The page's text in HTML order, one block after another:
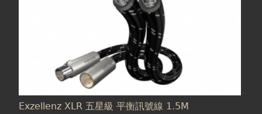
Exzellenz XLR 五星級 平衡訊號線 1.5M